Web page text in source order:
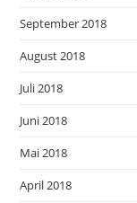
September 2018
August 2018
Juli 2018
Juni 2018
Mai 2018
April 2018